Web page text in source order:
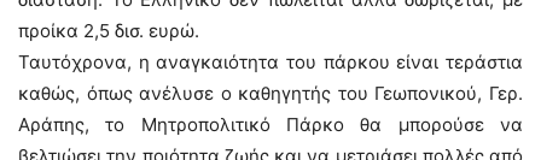
προίκα 2,5 δισ. ευρώ.
Ταυτόχρονα, η αναγκαιότητα του πάρκου είναι τεράστια
καθώς, όπως ανέλυσε ο καθηγητής του Γεωπονικού, Γερ.
Αράπης, το Μητροπολιτικό Πάρκο θα μπορούσε να